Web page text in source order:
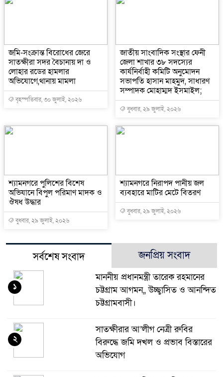
জমি-সংক্রান্ত বিরোধের জেরে
সাতক্ষীরা সদর বৈচানায় দা ও
লোহার রডের হামলার
অভিযোগে,থানায় মামলা
বৃহস্পতিবার, ৩০ জুলাই, ২০২৬
জাতীয় সাংবাদিক সংস্থার ফেনী
জেলা শাখার ৩৮ সদস্যের
কার্যনির্বাহী কমিটি অনুমোদন
সভাপতি হাসান মাহমুদ, সাধারণ
সম্পাদক মোহাম্মদ ইসমাইল;
বুধবার, ২৯ জুলাই, ২০২৬
শ্যামনগরে পুলিশের বিশেষ
অভিযানে বিপুল পরিমাণ মাদক ও
ঔষধ উদ্ধার
বুধবার, ২৯ জুলাই, ২০২৬
শ্যামনগরে নিরাপদ পানীয় জল
ব্যবহারে মাটির মেটে বিতরণ
বুধবার, ২৯ জুলাই, ২০২৬
সর্বশেষ সংবাদ জনপ্রিয় সংবাদ
মাননীয় প্রধানমন্ত্রী তারেক রহমানের
চট্টগ্রাম আগমন,, উচ্ছ্বাসিত ও আনন্দিত
চট্টগ্রামবাসী।
১
সাতক্ষীরার আ’লীগ নেত্রী রুবির
বিরুদ্ধে জমি দখল ও প্রভাব বিস্তারের
অভিযোগ
২